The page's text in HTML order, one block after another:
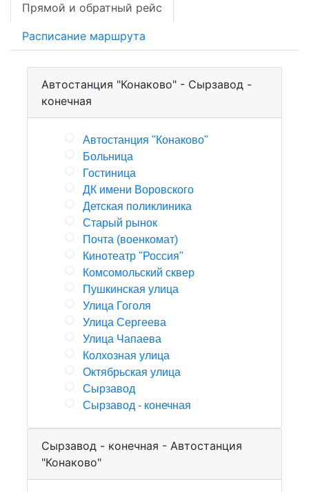
Прямой и обратный рейс
Расписание маршрута
Автостанция "Конаково" - Сырзавод -
конечная
Автостанция "Конаково"
Больница
Гостиница
ДК имени Воровского
Детская поликлиника
Старый рынок
Почта (военкомат)
Кинотеатр "Россия"
Комсомольский сквер
Пушкинская улица
Улица Гоголя
Улица Сергеева
Улица Чапаева
Колхозная улица
Октябрьская улица
Сырзавод
Сырзавод - конечная
Сырзавод - конечная - Автостанция
"Конаково"